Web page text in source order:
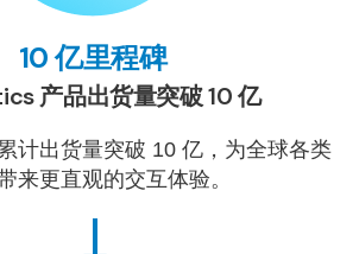
10 亿里程碑
产品出货量突破 10 亿
计出货量突破 10 亿，为全球各类
来更直观的交互体验。